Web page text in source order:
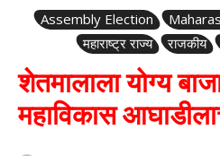
Assembly Election
महाराष्ट्र राज्य
राजकीय
शेतमालाला योग्य
महाविकास